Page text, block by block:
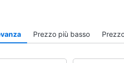
Trappola per
Vedi tutti
Prezzo più basso